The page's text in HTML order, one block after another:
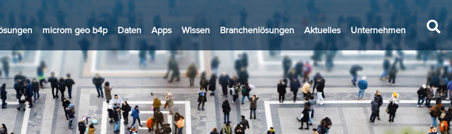
microm geo b4p Daten Apps Wissen Branchenlösungen Aktuelles Unternehmen